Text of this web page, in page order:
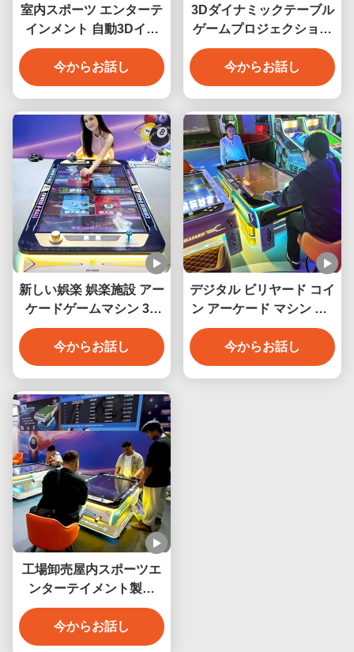
室内スポーツ エンターテ
インメント 自動3Dイン
タラクティブプロジェク
ション ビリヤード ゲーム
マシン 6 ゲーム メタル構
今からお話し
3Dダイナミックテーブル
ゲームプロジェクション
スヌーカーインタラクシ
ョン3Dデジタルビリヤー
ドゲームマシン
今からお話し
新しい娯楽 娯楽施設 アー
ケードゲームマシン 3D
デジタル ビリヤードテー
ブル コイン操作 ビリヤー
ドテーブル
今からお話し
デジタル ビリヤード コイ
ン アーケード マシン AR
電子 インタラクティブ ビ
リヤード デジタル ビリヤ
ード スマート ビリヤード
今からお話し
工場卸売屋内スポーツエ
ンターテイメント製品
3Dバーチャルリアリティ
ビリヤードゲームマシン
今からお話し